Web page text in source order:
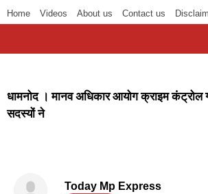
Home Videos About us Contact us
धामनोद । मानव अधिकार आयोग क्राइम कंट्रोल
सदस्यों ने
Today Mp Express